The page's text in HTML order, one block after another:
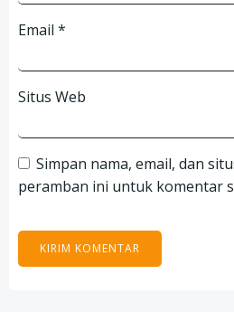
Email *
Situs Web
Simpan nama, email, dan
peramban ini untuk komentar